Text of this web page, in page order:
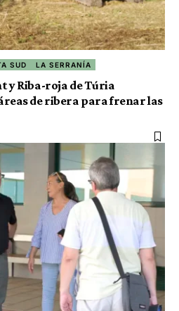
SUD LA SERRANÍA
y Riba-roja de Túria
de ribera para frenar las